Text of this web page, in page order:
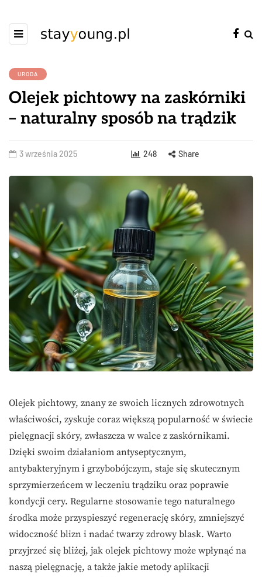
URODA
Olejek pichtowy na zaskórniki
– naturalny sposób na trądzik
3 września 2025 248 Share
Olejek pichtowy, znany ze swoich licznych zdrowotnych
właściwości, zyskuje coraz większą popularność w świecie
pielęgnacji skóry, zwłaszcza w walce z zaskórnikami.
Dzięki swoim działaniom antyseptycznym,
antybakteryjnym i grzybobójczym, staje się skutecznym
sprzymierzeńcem w leczeniu trądziku oraz poprawie
kondycji cery. Regularne stosowanie tego naturalnego
środka może przyspieszyć regenerację skóry, zmniejszyć
widoczność blizn i nadać twarzy zdrowy blask. Warto
przyjrzeć się bliżej, jak olejek pichtowy może wpłynąć na
naszą pielęgnację, a także jakie metody aplikacji